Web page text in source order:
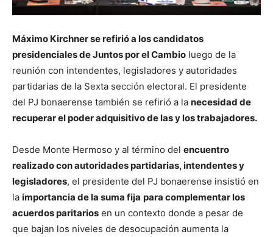
Máximo Kirchner se refirió a los candidatos
presidenciales de Juntos por el Cambio luego de la
reunión con intendentes, legisladores y autoridades
partidarias de la Sexta sección electoral. El presidente
del PJ bonaerense también se refirió a la necesidad de
recuperar el poder adquisitivo de las y los trabajadores.
Desde Monte Hermoso y al término del encuentro
realizado con autoridades partidarias, intendentes y
legisladores, el presidente del PJ bonaerense insistió en
la importancia de la suma fija para complementar los
acuerdos paritarios en un contexto donde a pesar de
que bajan los niveles de desocupación aumenta la